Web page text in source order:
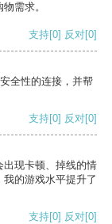
需求。
支持[0] 反对[0]
全性的连接，并帮
支持[0] 反对[0]
出现卡顿、掉线的情
的游戏水平提升了
支持[0] 反对[0]